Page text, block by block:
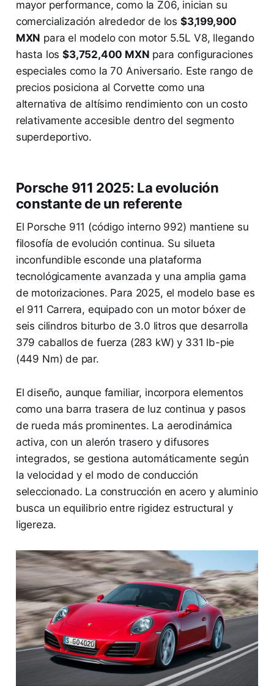
mayor performance, como la Z06, inician su
comercialización alrededor de los $3,199,900
MXN para el modelo con motor 5.5L V8, llegando
hasta los$3,752,400 MXN para configuraciones
especiales como la 70 Aniversario. Este rango de
precios posiciona al Corvette como una
alternativa de altísimo rendimiento con un costo
relativamente accesible dentro del segmento
superdeportivo.
Porsche 911 2025: La evolución
constante de un referente
El Porsche 911 (código interno 992) mantiene su
filosofía de evolución continua. Su silueta
inconfundible esconde una plataforma
tecnológicamente avanzada y una amplia gama
de motorizaciones. Para 2025, el modelo base es
el 911 Carrera, equipado con un motor bóxer de
seis cilindros biturbo de 3.0 litros que desarrolla
379 caballos de fuerza (283 kW) y 331 lb-pie
(449 Nm) de par.
El diseño, aunque familiar, incorpora elementos
como una barra trasera de luz continua y pasos
de rueda más prominentes. La aerodinámica
activa, con un alerón trasero y difusores
integrados, se gestiona automáticamente según
la velocidad y el modo de conducción
seleccionado. La construcción en acero y aluminio
busca un equilibrio entre rigidez estructural y
ligereza.